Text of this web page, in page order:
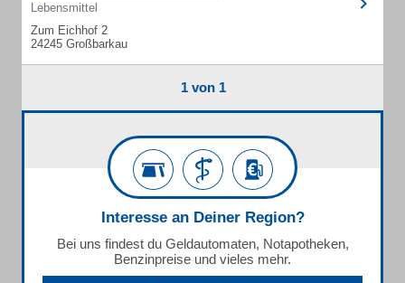
Lebensmittel
Zum Eichhof 2
24245 Großbarkau
1 von 1
Interesse an Deiner Region?
Bei uns findest du Geldautomaten, Notapotheken,
Benzinpreise und vieles mehr.